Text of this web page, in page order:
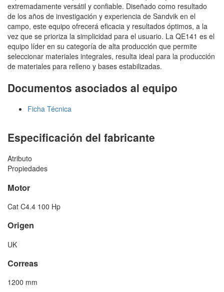
extremadamente versátil y confiable. Diseñado como resultado
de los años de investigación y experiencia de Sandvik en el
campo, este equipo ofrecerá eficacia y resultados óptimos, a la
vez que se prioriza la simplicidad para el usuario. La QE141 es el
equipo líder en su categoría de alta producción que permite
seleccionar materiales integrales, resulta ideal para la producción
de materiales para relleno y bases estabilizadas.
Documentos asociados al equipo
Ficha Técnica
Especificación del fabricante
Atributo
Propiedades
Motor
Cat C4.4 100 Hp
Origen
UK
Correas
1200 mm